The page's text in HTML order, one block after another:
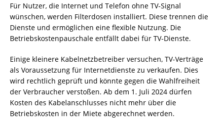
Für Nutzer, die Internet und Telefon ohne TV-Signal
wünschen, werden Filterdosen installiert. Diese trennen die
Dienste und ermöglichen eine flexible Nutzung. Die
Betriebskostenpauschale entfällt dabei für TV-Dienste.
Einige kleinere Kabelnetzbetreiber versuchen, TV-Verträge
als Voraussetzung für Internetdienste zu verkaufen. Dies
wird rechtlich geprüft und könnte gegen die Wahlfreiheit
der Verbraucher verstoßen. Ab dem 1. Juli 2024 dürfen
Kosten des Kabelanschlusses nicht mehr über die
Betriebskosten in der Miete abgerechnet werden.